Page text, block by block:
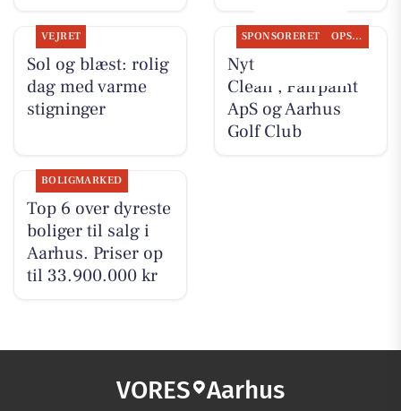
VEJRET
Sol og blæst: rolig
dag med varme
stigninger
SPONSORERET OPSLAGSTAVLEN
Nyt fra Classic
Clean , Fairpaint
ApS og Aarhus
Golf Club
BOLIGMARKED
Top 6 over dyreste
boliger til salg i
Aarhus. Priser op
til 33.900.000 kr
VORES Aarhus